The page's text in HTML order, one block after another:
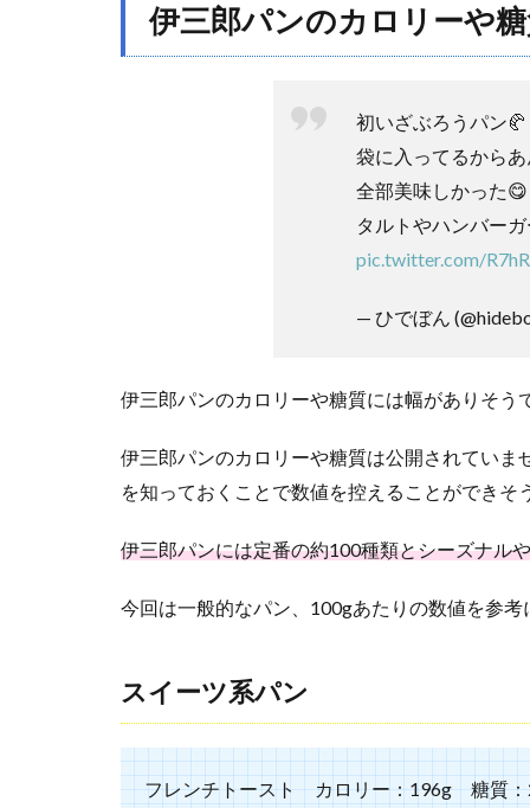
パン
まず
い？
し
い？
良い
ミ
口コ
ミ
3
伊三
伊三郎パンのカロリーや糖
初いざぶろうパン🥐
袋に入ってるから
全部美味しかった😋
タルトやハンバー
pic.twitter.com/
— ひでぼん
伊三郎パンのカロリーや糖質には幅がありそう
伊三郎パンのカロリーや糖質は公開されてい
を知っておくことで数値を控えることができそ
伊三郎パンには定番の約100種類とシーズナル
今回は一般的なパン、100gあたりの数値を参考
スイーツ系パン
フレンチトースト カロリー：196g 糖質：